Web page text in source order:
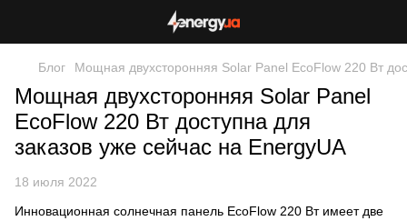
Блог Мощная двухсторонняя Solar Panel EcoFlow 220 Вт
Мощная двухсторонняя Solar Panel
EcoFlow 220 Вт доступна для
заказов уже сейчас на EnergyUA
18 июля 2022
Инновационная солнечная панель EcoFlow 220 Вт имеет две